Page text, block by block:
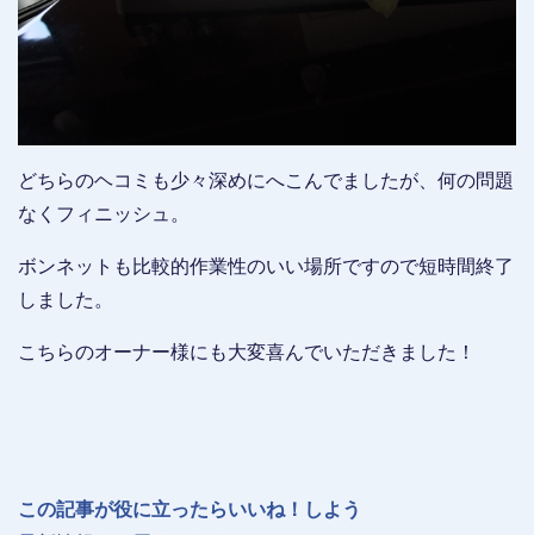
どちらのヘコミも少々深めにへこんでましたが、何の問題
なくフィニッシュ。
ボンネットも比較的作業性のいい場所ですので短時間終了
しました。
こちらのオーナー様にも大変喜んでいただきました！
この記事が役に立ったらいいね！しよう